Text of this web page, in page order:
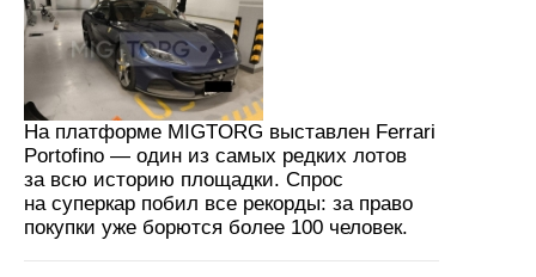
На платформе MIGTORG выставлен Ferrari
Portofino — один из самых редких лотов
за всю историю площадки. Спрос
на суперкар побил все рекорды: за право
покупки уже борются более 100 человек.